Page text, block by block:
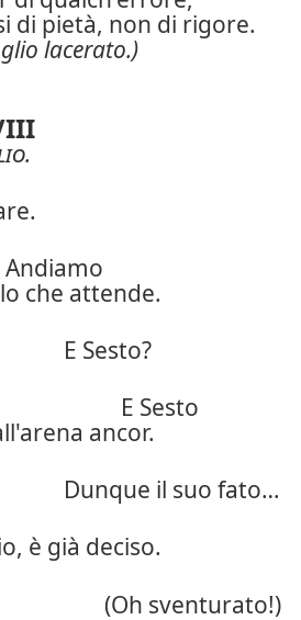
di pietà, non di rigore.
lacerato.)
.
Andiamo
che attende.
E Sesto?
E Sesto
ancor.
Dunque il suo fato…
è già deciso.
(Oh sventurato!)